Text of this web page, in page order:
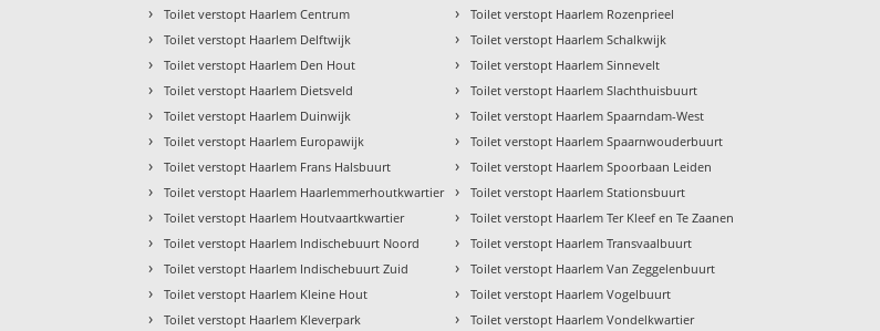
› Toilet verstopt Haarlem Centrum
› Toilet verstopt Haarlem Delftwijk
› Toilet verstopt Haarlem Den Hout
› Toilet verstopt Haarlem Dietsveld
› Toilet verstopt Haarlem Duinwijk
› Toilet verstopt Haarlem Europawijk
› Toilet verstopt Haarlem Frans Halsbuurt
› Toilet verstopt Haarlem Haarlemmerhoutkwartier
› Toilet verstopt Haarlem Houtvaartkwartier
› Toilet verstopt Haarlem Indischebuurt Noord
› Toilet verstopt Haarlem Indischebuurt Zuid
› Toilet verstopt Haarlem Kleine Hout
› Toilet verstopt Haarlem Kleverpark
› Toilet verstopt Haarlem Rozenprieel
› Toilet verstopt Haarlem Schalkwijk
› Toilet verstopt Haarlem Sinnevelt
› Toilet verstopt Haarlem Slachthuisbuurt
› Toilet verstopt Haarlem Spaarndam-West
› Toilet verstopt Haarlem Spaarnwouderbuurt
› Toilet verstopt Haarlem Spoorbaan Leiden
› Toilet verstopt Haarlem Stationsbuurt
› Toilet verstopt Haarlem Ter Kleef en Te Zaanen
› Toilet verstopt Haarlem Transvaalbuurt
› Toilet verstopt Haarlem Van Zeggelenbuurt
› Toilet verstopt Haarlem Vogelbuurt
› Toilet verstopt Haarlem Vondelkwartier